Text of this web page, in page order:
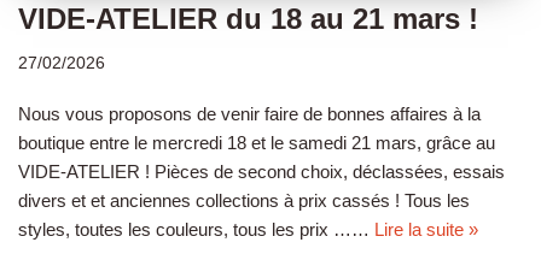
VIDE-ATELIER du 18 au 21 mars !
27/02/2026
Nous vous proposons de venir faire de bonnes affaires à la
boutique entre le mercredi 18 et le samedi 21 mars, grâce au
VIDE-ATELIER ! Pièces de second choix, déclassées, essais
divers et et anciennes collections à prix cassés ! Tous les
styles, toutes les couleurs, tous les prix …… Lire la suite »